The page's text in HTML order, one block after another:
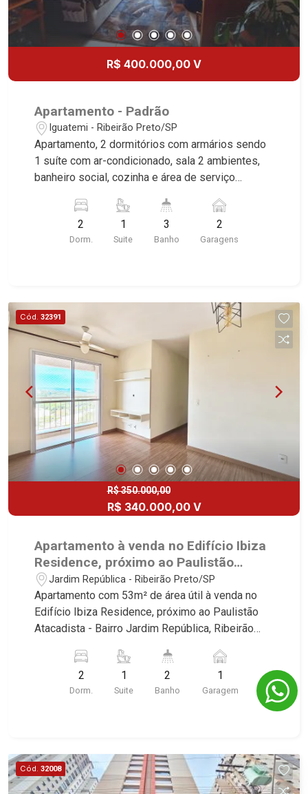
R$ 400.000,00 V
Apartamento - Padrão
Iguatemi - Ribeirão Preto/SP
Apartamento, 2 dormitórios com armários sendo
1 suíte com ar-condicionado, sala 2 ambientes,
banheiro social, cozinha e área de serviço
localização, próximo a Unaerp.
2
Dorm.
1
Suite
3
Banho
2
Garagens
Cód. 32391
R$ 350.000,00
R$ 340.000,00 V
Apartamento à venda no Edifício Ibiza
Residence, próximo ao Paulistão
Atacadista - Ribeirão Preto/SP.
Jardim República - Ribeirão Preto/SP
Apartamento com 53m² de área útil à venda no
Edifício Ibiza Residence, próximo ao Paulistão
Atacadista - Bairro Jardim República, Ribeirão
imóvel que a Martinelli Imobiliária selecionou
para você: - 53m² de área útil - 2 dormitórios
sendo 1 suíte com armário e ar-condicionado -
- excelência absoluta no mercado imobiliário de
Ribeirão Preto. Referência em imóveis de alto
2
Dorm.
1
Suite
2
Banho
1
Garagem
Cód. 32008